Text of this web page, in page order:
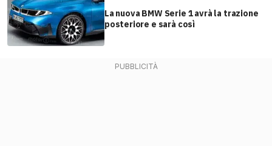
La nuova BMW Serie 1 avrà la trazione
posteriore e sarà così